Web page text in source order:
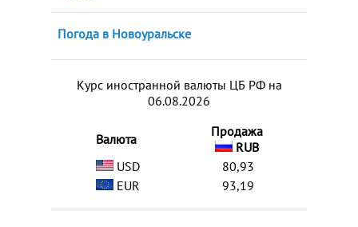
Погода в Новоуральске
Курс иностранной валюты ЦБ РФ на
06.08.2026
Валюта
Продажа
RUB
USD
80,93
EUR
93,19